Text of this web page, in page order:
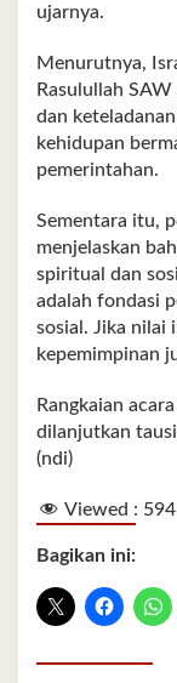
ujarnya.
Menurutnya,
Rasulullah
dan
kehidupan
pemerintahan.
Sementara itu,
menjelaskan
spiritual dan
adalah fondasi
sosial. Jika nilai
kepemimpinan
Rangkaian
dilanjutkan
(ndi)
Viewed : 594
Bagikan ini: